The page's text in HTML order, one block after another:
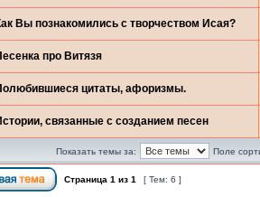
Вы познакомились с творчеством Исая?
про Витязя
цитаты, афоризмы.
связанные с созданием песен
Показать темы за: Поле
Страница 1 из 1 [ Тем: 6 ]